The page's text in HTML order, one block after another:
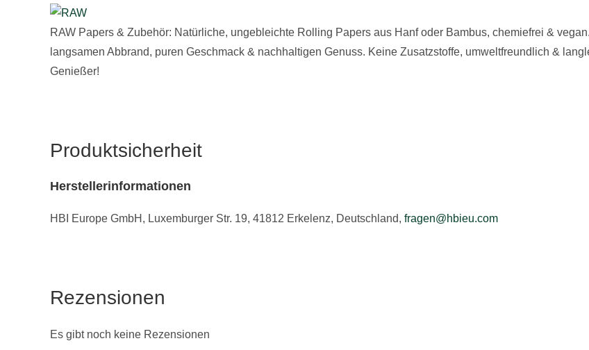
RAW Papers & Zubehör: Natürliche, ungebleichte Rolling Papers aus Hanf oder Bambus, chemiefrei &
langsamen Abbrand, puren Geschmack & nachhaltigen Genuss. Keine Zusatzstoffe, umweltfreundlich &
Genießer!
Produktsicherheit
Herstellerinformationen
HBI Europe GmbH, Luxemburger Str. 19, 41812 Erkelenz, Deutschland, fragen@hbieu.com
Rezensionen
Es gibt noch keine Rezensionen